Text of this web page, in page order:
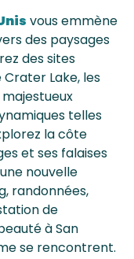
vous emmène
des paysages
des sites
Lake, les
telles
la côte
et ses falaises
nouvelle
randonnées,
de
à San
se rencontrent.